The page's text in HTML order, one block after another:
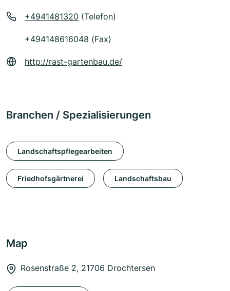
+4941481320 (Telefon)
+494148616048 (Fax)
http://rast-gartenbau.de/
Branchen / Spezialisierungen
Landschaftspflegearbeiten
Friedhofsgärtnerei Landschaftsbau
Map
Rosenstraße 2, 21706 Drochtersen